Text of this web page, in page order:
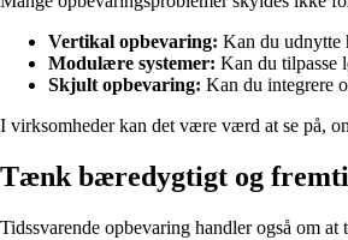
Vertikal opbevaring: Kan du udnytte
Modulære systemer: Kan du tilpasse
Skjult opbevaring: Kan du integrere
I virksomheder kan det være værd at se på,
Tænk bæredygtigt og
Tidssvarende opbevaring handler også om